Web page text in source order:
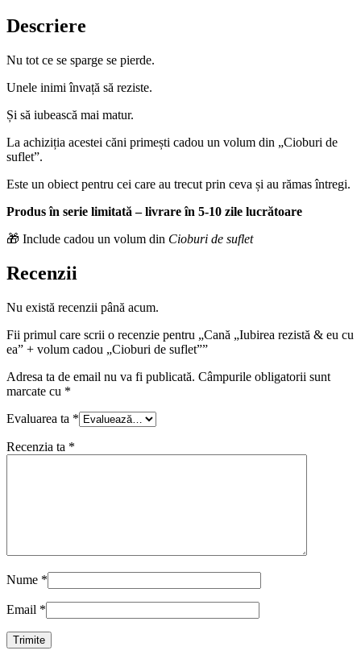
Descriere
Nu tot ce se sparge se pierde.
Unele inimi învață să reziste.
Și să iubească mai matur.
La achiziția acestei căni primești cadou un volum din „Cioburi de
suflet”.
Este un obiect pentru cei care au trecut prin ceva și au rămas întregi.
Produs în serie limitată – livrare în 5-10 zile lucrătoare
🎁 Include cadou un volum din Cioburi de suflet
Recenzii
Nu există recenzii până acum.
Fii primul care scrii o recenzie pentru „Cană „Iubirea rezistă & eu cu
ea” + volum cadou „Cioburi de suflet””
Adresa ta de email nu va fi publicată. Câmpurile obligatorii sunt
marcate cu *
Evaluarea ta *
Recenzia ta *
Nume *
Email *